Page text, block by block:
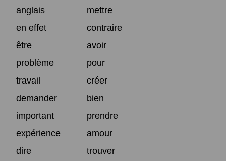
anglais
mettre
en effet
contraire
être
avoir
problème
pour
travail
créer
demander
bien
important
prendre
expérience
amour
dire
trouver